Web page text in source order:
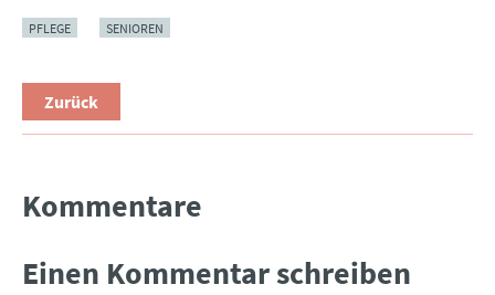
PFLEGE SENIOREN
Zurück
Kommentare
Einen Kommentar schreiben